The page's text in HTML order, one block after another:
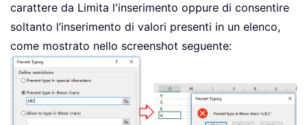
carattere da Limita l'inserimento oppure di consentire
soltanto l’inserimento di valori presenti in un elenco,
come mostrato nello screenshot seguente: